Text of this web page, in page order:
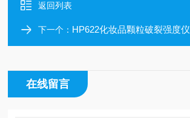
返回列表
下一个： HP622化妆品颗粒破裂强度仪
在线留言